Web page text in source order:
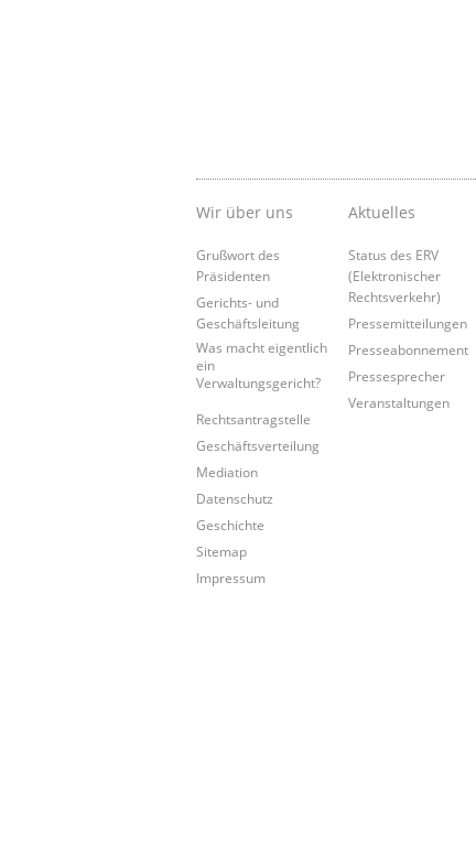
Wir über uns
Grußwort des
Präsidenten
Gerichts- und
Geschäftsleitung
Was macht eigentlich
ein
Verwaltungsgericht?
Rechtsantragstelle
Geschäftsverteilung
Mediation
Datenschutz
Geschichte
Sitemap
Impressum
Aktuelles
Status des ERV
(Elektronischer
Rechtsverkehr)
Pressemitteilungen
Presseabonnement
Pressesprecher
Veranstaltungen